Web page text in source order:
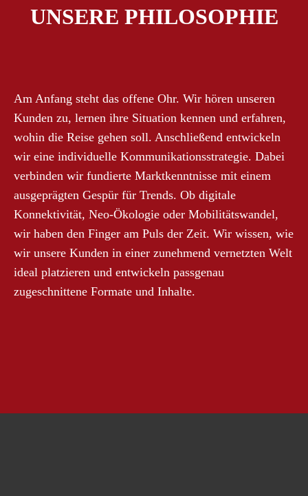
UNSERE PHILOSOPHIE
Am Anfang steht das offene Ohr. Wir hören unseren
Kunden zu, lernen ihre Situation kennen und erfahren,
wohin die Reise gehen soll. Anschließend entwickeln
wir eine individuelle Kommunikationsstrategie. Dabei
verbinden wir fundierte Marktkenntnisse mit einem
ausgeprägten Gespür für Trends. Ob digitale
Konnektivität, Neo-Ökologie oder Mobilitätswandel,
wir haben den Finger am Puls der Zeit. Wir wissen, wie
wir unsere Kunden in einer zunehmend vernetzten Welt
ideal platzieren und entwickeln passgenau
zugeschnittene Formate und Inhalte.